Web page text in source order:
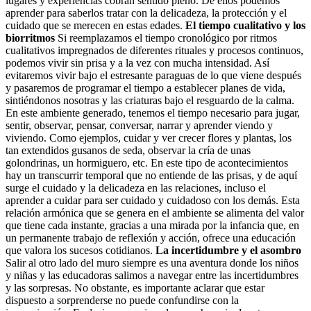
aprender para saberlos tratar con la delicadeza, la protección y el
cuidado que se merecen en estas edades. El tiempo cualitativo y los
biorritmos Si reemplazamos el tiempo cronológico por ritmos
cualitativos impregnados de diferentes rituales y procesos continuos,
podemos vivir sin prisa y a la vez con mucha intensidad. Así
evitaremos vivir bajo el estresante paraguas de lo que viene después
y pasaremos de programar el tiempo a establecer planes de vida,
sintiéndonos nosotras y las criaturas bajo el resguardo de la calma.
En este ambiente generado, tenemos el tiempo necesario para jugar,
sentir, observar, pensar, conversar, narrar y aprender viendo y
viviendo. Como ejemplos, cuidar y ver crecer flores y plantas, los
tan extendidos gusanos de seda, observar la cría de unas
golondrinas, un hormiguero, etc. En este tipo de acontecimientos
hay un transcurrir temporal que no entiende de las prisas, y de aquí
surge el cuidado y la delicadeza en las relaciones, incluso el
aprender a cuidar para ser cuidado y cuidadoso con los demás. Esta
relación armónica que se genera en el ambiente se alimenta del valor
que tiene cada instante, gracias a una mirada por la infancia que, en
un permanente trabajo de reflexión y acción, ofrece una educación
que valora los sucesos cotidianos. La incertidumbre y el asombro
Salir al otro lado del muro siempre es una aventura donde los niños
y niñas y las educadoras salimos a navegar entre las incertidumbres
y las sorpresas. No obstante, es importante aclarar que estar
dispuesto a sorprenderse no puede confundirse con la